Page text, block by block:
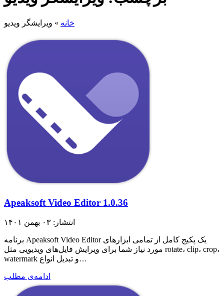
خانه » ویرایشگر ویدیو
Apeaksoft Video Editor 1.0.36
انتشار: ۰۳ بهمن ۱۴۰۱
برنامه Apeaksoft Video Editor یک پکیج کامل از تمامی ابزار‌های
مورد نیاز شما برای ویرایش فایل‌های ویدیویی مثل rotate، clip، crop،
watermark و تبدیل انواع…
ادامه‌ی مطلب